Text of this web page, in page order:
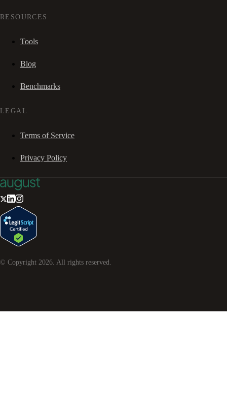
RESOURCES
Tools
Blog
Benchmarks
LEGAL
Terms of Service
Privacy Policy
© Copyright 2026. All rights reserved.